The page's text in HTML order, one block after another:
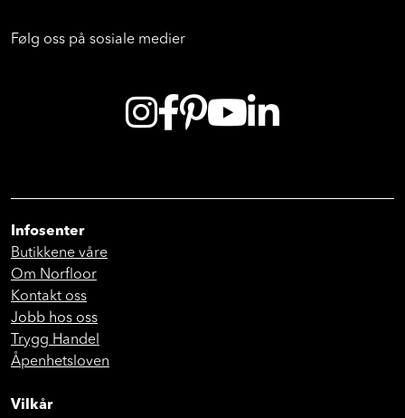
Følg oss på sosiale medier
Infosenter
Butikkene våre
Om Norfloor
Kontakt oss
Jobb hos oss
Trygg Handel
Åpenhetsloven
Vilkår